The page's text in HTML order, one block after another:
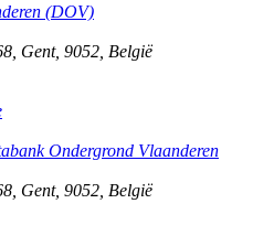
(DOV)
Gent, 9052 België
Ondergrond Vlaanderen
Gent, 9052 België